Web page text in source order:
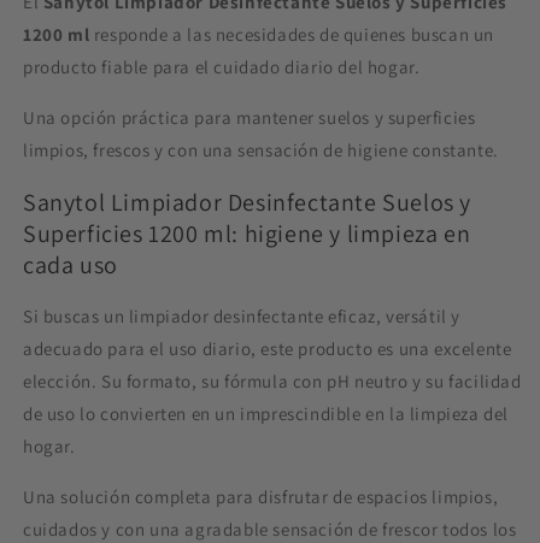
1200 ml responde a las necesidades de quienes buscan un
producto fiable para el cuidado diario del hogar.
Una opción práctica para mantener suelos y superficies
limpios, frescos y con una sensación de higiene constante.
Sanytol Limpiador Desinfectante Suelos y
Superficies 1200 ml: higiene y limpieza en
cada uso
Si buscas un limpiador desinfectante eficaz, versátil y
adecuado para el uso diario, este producto es una excelente
elección. Su formato, su fórmula con pH neutro y su facilidad
de uso lo convierten en un imprescindible en la limpieza del
hogar.
Una solución completa para disfrutar de espacios limpios,
cuidados y con una agradable sensación de frescor todos los